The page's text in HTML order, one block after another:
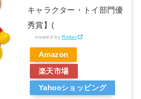
キャラクター・トイ部門優
秀賞】(
created byRinker
Amazon
楽天市場
Yahooショッピング